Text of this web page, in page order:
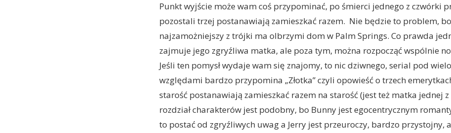
Punkt wyjście może wam coś przypominać, po śmierci jednego z czwórki
pozostali trzej postanawiają zamieszkać razem. Nie będzie to problem,
najzamożniejszy z trójki ma olbrzymi dom w Palm Springs. Co prawda
zajmuje jego zgryźliwa matka, ale poza tym, można rozpocząć wspólnie
Jeśli ten pomysł wydaje wam się znajomy, to nic dziwnego, serial pod
względami bardzo przypomina „Złotka” czyli opowieść o trzech
starość postanawiają zamieszkać razem na starość (jest też matka jednej
rozdział charakterów jest podobny, bo Bunny jest egocentrycznym
to postać od zgryźliwych uwag a Jerry jest przeuroczy, bardzo przystojny,